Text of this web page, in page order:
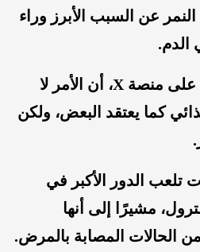
النمر عن السبب الأبرز وراء
الدم.
وقال النمر عبر حسابه على منصة X، أن الأمر لا
كما يعتقد البعض، ولكن
تلعب الدور الأكبر في
مشيرًا إلى أنها